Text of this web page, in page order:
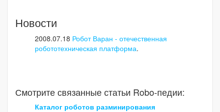
Новости
2008.07.18 Робот Варан - отечественная
робототехническая платформа.
Смотрите связанные статьи Robo-педии:
Каталог роботов разминирования